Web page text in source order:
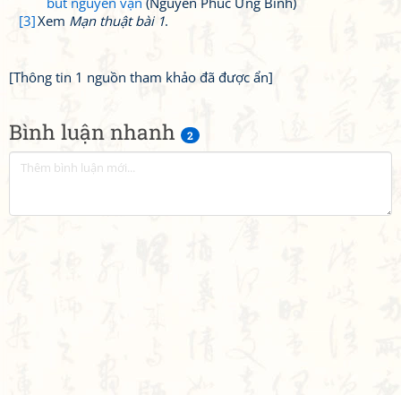
Bình luận nhanh 2
[3]Xem Mạn thuật bài 1.
[Thông tin 1 nguồn tham khảo đã được ẩn]